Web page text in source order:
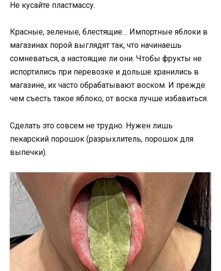
Не кусайте пластмассу.
Красные, зеленые, блестящие… Импортные яблоки в
магазинах порой выглядят так, что начинаешь
сомневаться, а настоящие ли они. Чтобы фрукты не
испортились при перевозке и дольше хранились в
магазине, их часто обрабатывают воском. И прежде
чем съесть такое яблоко, от воска лучше избавиться.
Сделать это совсем не трудно. Нужен лишь
пекарский порошок (разрыхлитель, порошок для
выпечки).